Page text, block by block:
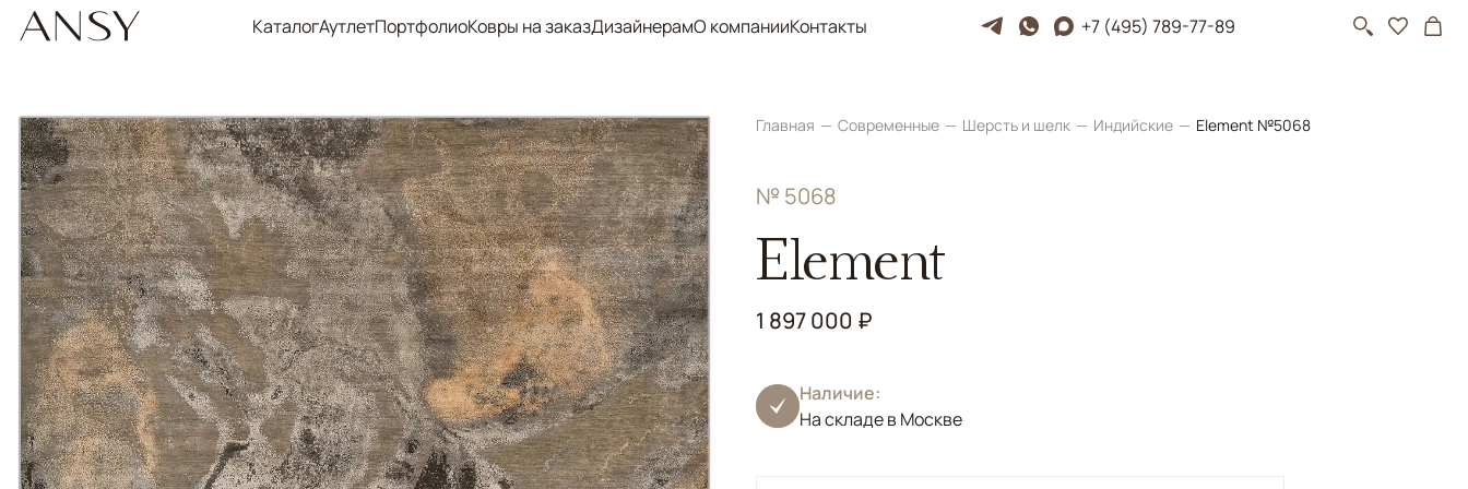
КаталогАутлетПортфолиоКовры на заказДизайнерамО компанииКонтакты +7 (495) 789-77-89
Главная Современные Шерсть и шелк Индийские Element №5068
№ 5068
Element
1 897 000 ₽
Наличие:
На складе в Москве